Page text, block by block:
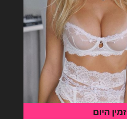
זמין היום